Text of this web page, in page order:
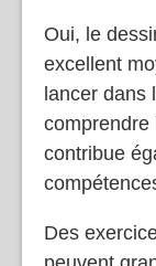
Oui, le
excellent
lancer dans
comprendre
contribue
Des